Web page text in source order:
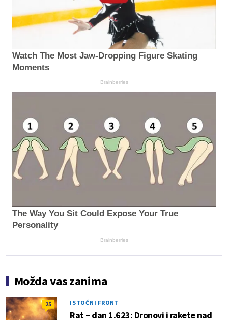
Watch The Most Jaw‑Dropping Figure Skating
Moments
Brainberries
The Way You Sit Could Expose Your True
Personality
Brainberries
Možda vas zanima
25 ISTOČNI FRONT
Rat – dan 1.623: Dronovi i rakete nad